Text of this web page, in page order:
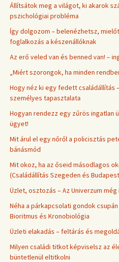
Állítsátok meg a világot, ki akarok
pszichológiai probléma
Így dolgozom – belenézhetsz,
foglalkozás a készenállóknak
Az erő veled van és benned van! –
„Miért szorongok, ha minden
Hogy néz ki egy fedett családállítás
személyes tapasztalata
Hogyan rendezz egy zűrös ingatlan
ügyet!
Mit árul el egy nőről a policisztás
bánásmód
Mit okoz, ha az őseid másodlagos
(Családállítás Szegeden és
Üzlet, osztozás – Az Univerzum
Néha a párkapcsolati gondok
Bioritmus és Kronobiológia
Üzleti elakadás – feltárás és
Milyen családi titkot képviselsz az
büntetlenül eltitkolni